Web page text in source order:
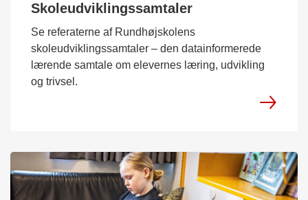
Skoleudviklingssamtaler
Se referaterne af Rundhøjskolens
skoleudviklingssamtaler – den datainformerede
lærende samtale om elevernes læring, udvikling
og trivsel.